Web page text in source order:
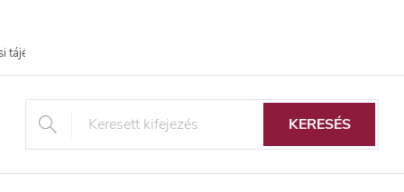
tájékoztató
KERESÉS